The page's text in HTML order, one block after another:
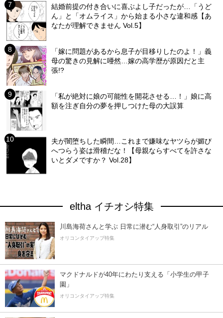
結婚前提の付き合いに喜ぶよし子だったが…「うど
ん」と「オムライス」から始まる小さな違和感【あ
なたが理解できません Vol.5】
「嫁に問題があるから息子が目移りしたのよ！」義
母の驚きの見解に唖然…嫁の高学歴が原因だと主
張!?
「私が絶対に娘の可能性を開花させる…！」娘に高
額を注ぎ自分の夢を押しつけた母の大誤算
夫が闇堕ちした瞬間…これまで嫌味なヤツらが媚び
へつらう姿は滑稽だな！【母親ならすべてを許さな
いとダメですか？ Vol.28】
eltha イチオシ特集
川島海荷さんと学ぶ 日常に潜む“人身取引”のリアル
オリコンタイアップ特集
マクドナルドが40年にわたり支える「小学生の甲子
園」
オリコンタイアップ特集